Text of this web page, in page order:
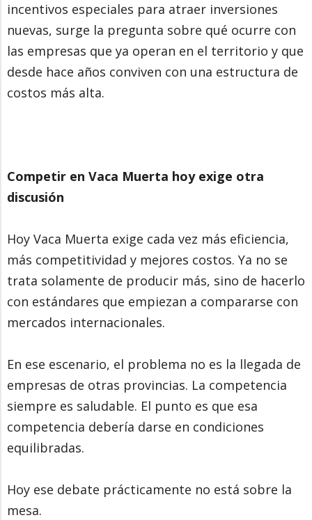
incentivos especiales para atraer inversiones
nuevas, surge la pregunta sobre qué ocurre con
las empresas que ya operan en el territorio y que
desde hace años conviven con una estructura de
costos más alta.
Competir en Vaca Muerta hoy exige otra
discusión
Hoy Vaca Muerta exige cada vez más eficiencia,
más competitividad y mejores costos. Ya no se
trata solamente de producir más, sino de hacerlo
con estándares que empiezan a compararse con
mercados internacionales.
En ese escenario, el problema no es la llegada de
empresas de otras provincias. La competencia
siempre es saludable. El punto es que esa
competencia debería darse en condiciones
equilibradas.
Hoy ese debate prácticamente no está sobre la
mesa.